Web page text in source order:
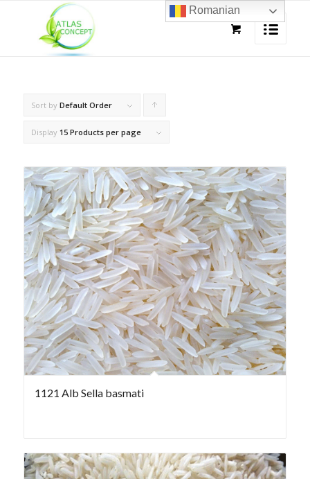
Sort by Default Order
products
ascending
Display 15 Products per page
1121 Alb Sella basmati
Romanian